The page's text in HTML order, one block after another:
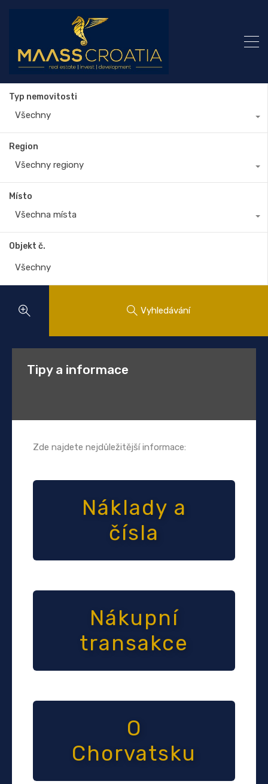
Typ nemovitosti
Všechny
Region
Všechny regiony
Místo
Všechna místa
Objekt č.
Vyhledávání
Tipy a informace
Zde najdete nejdůležitější informace:
Náklady a
čísla
Nákupní
transakce
O
Chorvatsku